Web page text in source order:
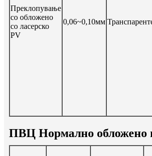
Преклопување
со обложено
со ласерско
PV
0,06~0,10мм
ПВЦ Нормално обложено